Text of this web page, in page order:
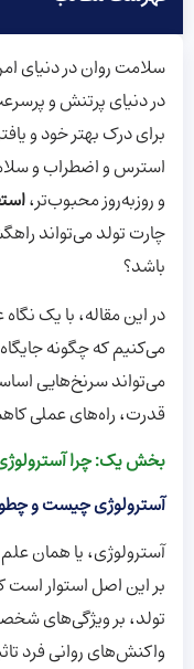
سلامت روان در دنیای
در دنیای پر‌تنش و
برای درک بهتر خود و
استرس و اضطراب و
و روز‌به‌روز محبوب‌تر،
چارت تولد می‌تواند
باشد؟
در این مقاله، با یک
می‌کنیم که چگونه
می‌تواند سرنخ‌هایی
قدرت، راه‌های عملی
بخش یک: چرا
آسترولوژی چیست و
آسترولوژی، یا همان
بر این اصل استوار است
تولد، بر ویژگی‌های
واکنش‌های روانی فرد